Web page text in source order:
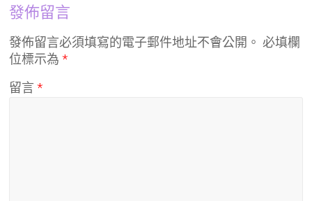
發佈留言
發佈留言必須填寫的電子郵件地址不會公開。 必填欄
位標示為*
留言*